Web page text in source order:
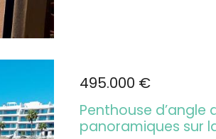
495.000 €
Penthouse d’angle
panoramiques sur